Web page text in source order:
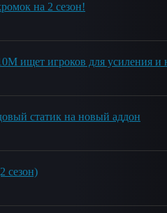
на 2 сезон!
ищет игроков для усиления и
статик на новый аддон
сезон)